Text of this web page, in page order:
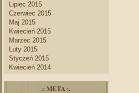
Lipiec 2015
Czerwiec 2015
Maj 2015
Kwiecień 2015
Marzec 2015
Luty 2015
Styczeń 2015
Kwiecień 2014
.: META :.